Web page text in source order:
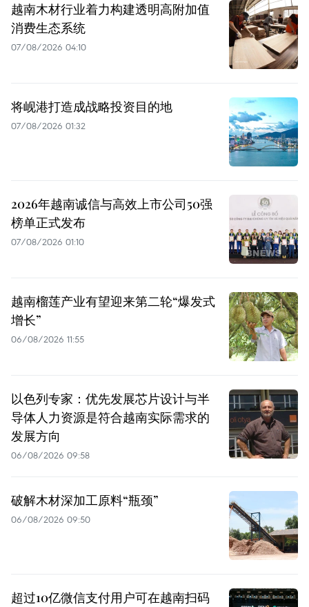
越南木材行业着力构建透明高附加值
消费生态系统
07/08/2026 04:10
将岘港打造成战略投资目的地
07/08/2026 01:32
2026年越南诚信与高效上市公司50强
榜单正式发布
07/08/2026 01:10
越南榴莲产业有望迎来第二轮“爆发式
增长”
06/08/2026 11:55
以色列专家：优先发展芯片设计与半
导体人力资源是符合越南实际需求的
发展方向
06/08/2026 09:58
破解木材深加工原料“瓶颈”
06/08/2026 09:50
超过10亿微信支付用户可在越南扫码